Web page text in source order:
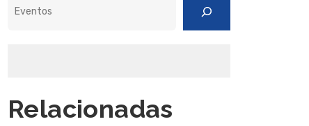
Relacionadas